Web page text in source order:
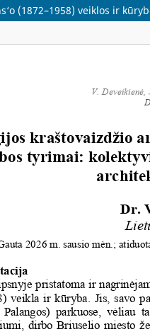
(1872–1958) veiklos ir